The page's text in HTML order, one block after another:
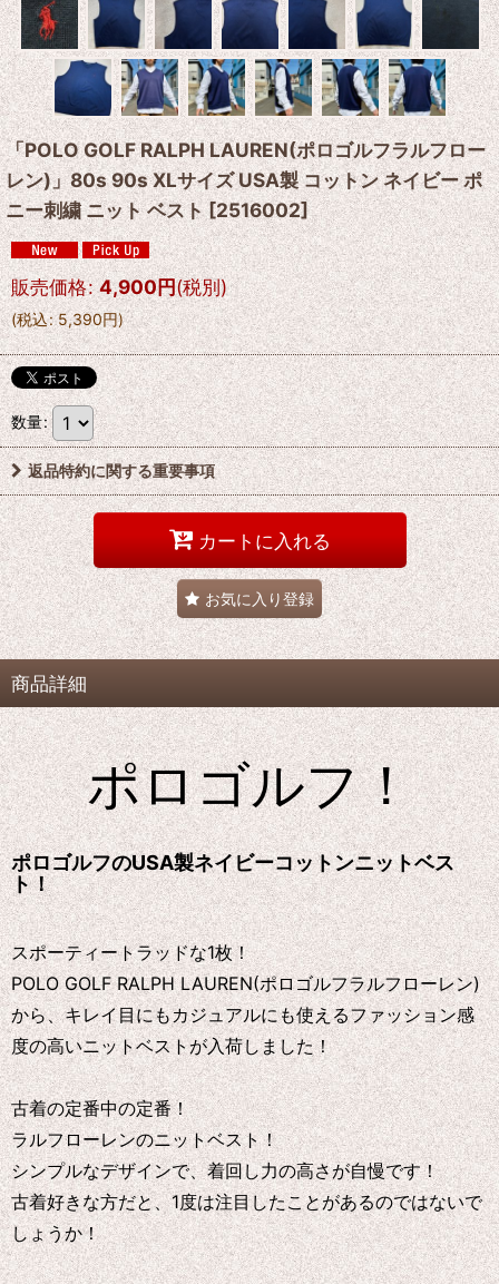
「POLO GOLF RALPH LAUREN(ポロゴルフラルフロー
レン)」80s 90s XLサイズ USA製 コットン ネイビー ポ
ニー刺繍 ニット ベスト[2516002]
販売価格: 4,900円(税別)
(税込: 5,390円)
数量:
返品特約に関する重要事項
カートに入れる
お気に入り登録
商品詳細
ポロゴルフ！
ポロゴルフのUSA製ネイビーコットンニットベス
ト！
スポーティートラッドな1枚！
POLO GOLF RALPH LAUREN(ポロゴルフラルフローレン)
から、キレイ目にもカジュアルにも使えるファッション感
度の高いニットベストが入荷しました！
古着の定番中の定番！
ラルフローレンのニットベスト！
シンプルなデザインで、着回し力の高さが自慢です！
古着好きな方だと、1度は注目したことがあるのではないで
しょうか！